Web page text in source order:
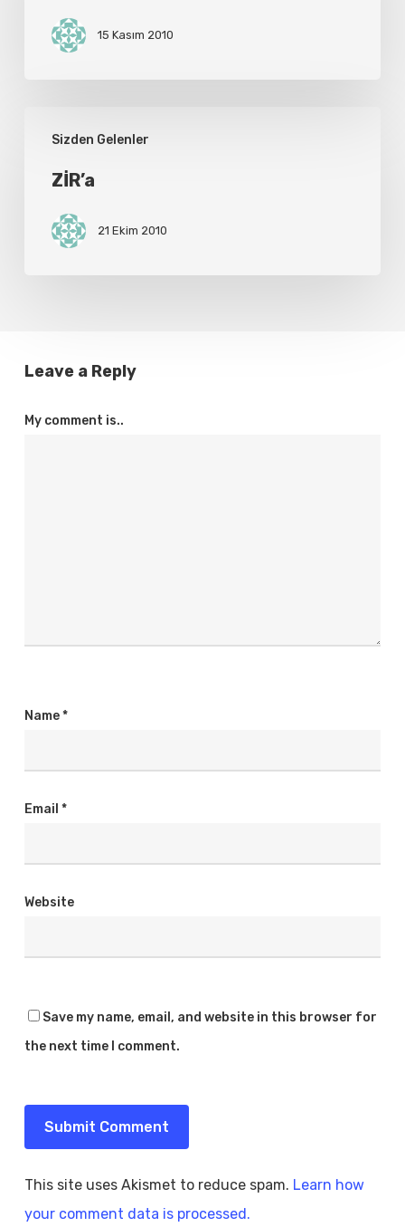
15 Kasım 2010
Sizden Gelenler
ZİR’a
21 Ekim 2010
Leave a Reply
My comment is..
Name*
Email *
Website
Save my name, email, and website in this browser for
the next time I comment.
This site uses Akismet to reduce spam. Learn how
your comment data is processed.